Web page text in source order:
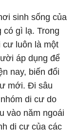
sinh sống của
có gì lạ. Trong
cư luôn là một
áp dụng để
nay, biến đổi
mới. Đi sâu
di cư do
vào năm ngoái
di cư của các